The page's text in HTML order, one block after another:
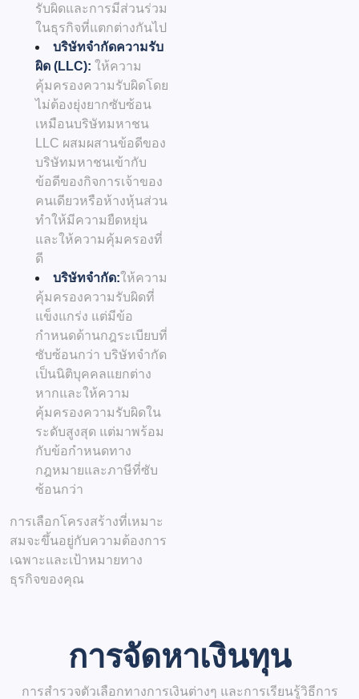
รับผิดและการมีส่วนร่วม
ในธุรกิจที่แตกต่างกันไป
บริษัทจำกัดความรับ
ผิด (LLC): ให้ความ
คุ้มครองความรับผิดโดย
ไม่ต้องยุ่งยากซับซ้อน
เหมือนบริษัทมหาชน
LLC ผสมผสานข้อดีของ
บริษัทมหาชนเข้ากับ
ข้อดีของกิจการเจ้าของ
คนเดียวหรือห้างหุ้นส่วน
ทำให้มีความยืดหยุ่น
และให้ความคุ้มครองที่
ดี
บริษัทจำกัด:ให้ความ
คุ้มครองความรับผิดที่
แข็งแกร่ง แต่มีข้อ
กำหนดด้านกฎระเบียบที่
ซับซ้อนกว่า บริษัทจำกัด
เป็นนิติบุคคลแยกต่าง
หากและให้ความ
คุ้มครองความรับผิดใน
ระดับสูงสุด แต่มาพร้อม
กับข้อกำหนดทาง
กฎหมายและภาษีที่ซับ
ซ้อนกว่า
การเลือกโครงสร้างที่เหมาะ
สมจะขึ้นอยู่กับความต้องการ
เฉพาะและเป้าหมายทาง
ธุรกิจของคุณ
การจัดหาเงินทุน
การสำรวจตัวเลือกทางการเงินต่างๆ และการเรียนรู้วิธีการ